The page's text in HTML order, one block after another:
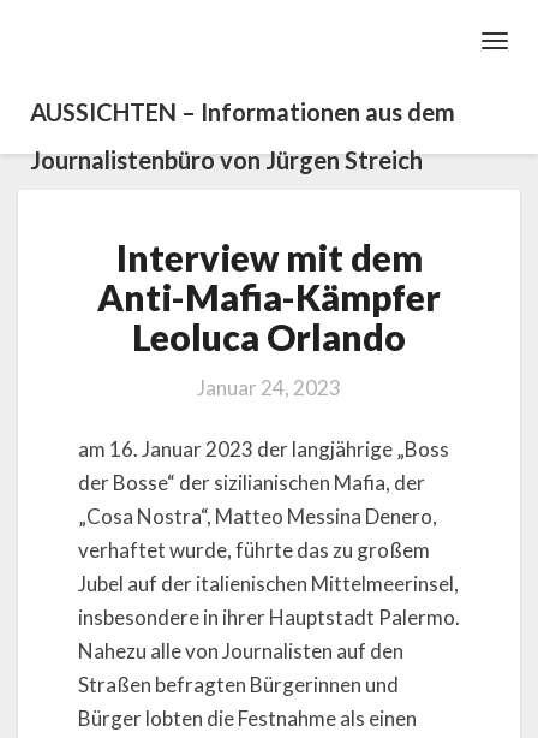
AUSSICHTEN – Informationen aus dem
Journalistenbüro von Jürgen Streich
mit
dem
Anti-
Mafia-
Kämpfer
Leoluca
Interview mit dem
Anti-Mafia-Kämpfer
Leoluca Orlando
Januar 24, 2023
am 16. Januar 2023 der langjährige „Boss
der Bosse“ der sizilianischen Mafia, der
„Cosa Nostra“, Matteo Messina Denero,
verhaftet wurde, führte das zu großem
Jubel auf der italienischen Mittelmeerinsel,
insbesondere in ihrer Hauptstadt Palermo.
Nahezu alle von Journalisten auf den
Straßen befragten Bürgerinnen und
Bürger lobten die Festnahme als einen